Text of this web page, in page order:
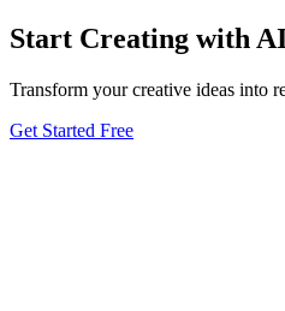
Start Creating with
Transform your creative ideas into
Get Started Free